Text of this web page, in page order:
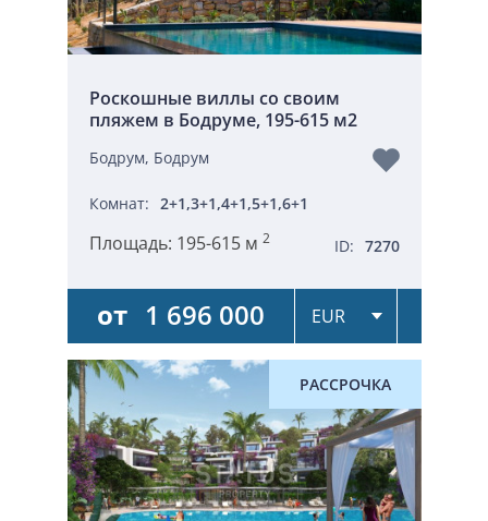
Роскошные виллы со своим
пляжем в Бодруме, 195-615 м2
Бодрум, Бодрум
Комнат: 2+1,3+1,4+1,5+1,6+1
Площадь: 195-615 м 2 ID: 7270
от 1 696 000
РАССРОЧКА